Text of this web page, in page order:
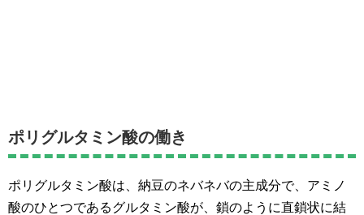
ポリグルタミン酸の働き
ポリグルタミン酸は、納豆のネバネバの主成分で、アミノ
酸のひとつであるグルタミン酸が、鎖のように直鎖状に結